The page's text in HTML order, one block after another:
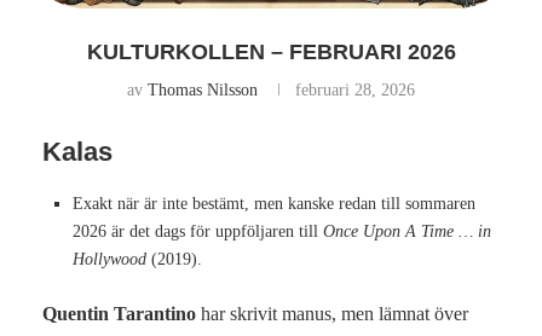
KULTURKOLLEN – FEBRUARI 2026
av Thomas Nilsson februari 28, 2026
Kalas
Exakt när är inte bestämt, men kanske redan till sommaren
2026 är det dags för uppföljaren till Once Upon A Time … in
Hollywood (2019).
Quentin Tarantino har skrivit manus, men lämnat över